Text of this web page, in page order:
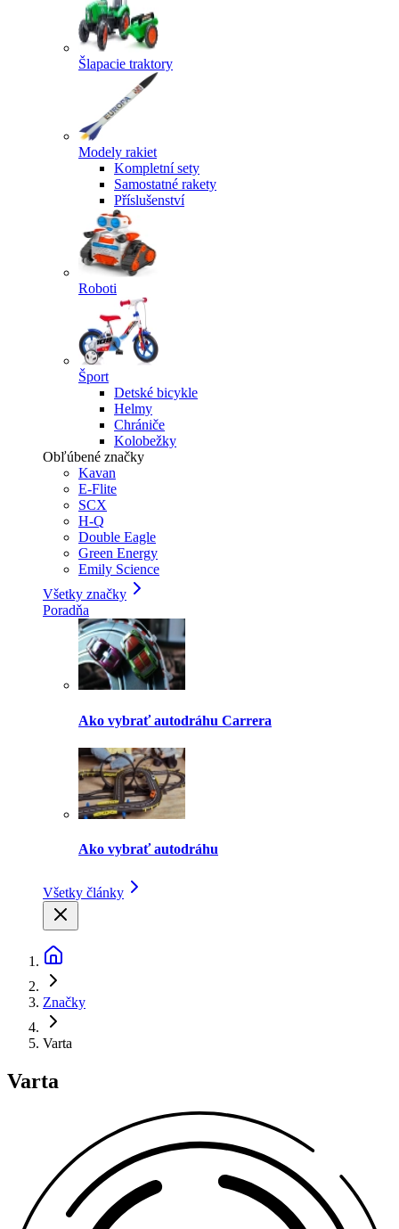
Šlapacie traktory
Modely rakiet
Kompletní sety
Samostatné rakety
Příslušenství
Roboti
Šport
Detské bicykle
Helmy
Chrániče
Kolobežky
Obľúbené značky
Kavan
E-Flite
SCX
H-Q
Double Eagle
Green Energy
Emily Science
Všetky značky
Poradňa
Ako vybrať autodráhu Carrera
Ako vybrať autodráhu
Všetky články
Značky
Varta
Varta